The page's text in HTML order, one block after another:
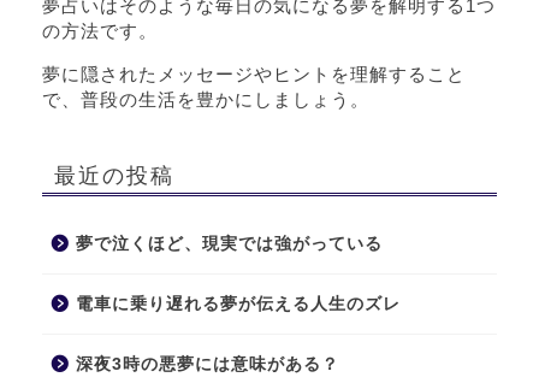
夢占いはそのような毎日の気になる夢を解明する1つ
の方法です。
夢に隠されたメッセージやヒントを理解すること
で、普段の生活を豊かにしましょう。
最近の投稿
夢で泣くほど、現実では強がっている
電車に乗り遅れる夢が伝える人生のズレ
深夜3時の悪夢には意味がある？